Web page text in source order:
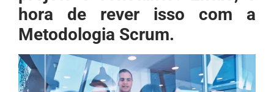
hora de rever isso com a
Metodologia Scrum.